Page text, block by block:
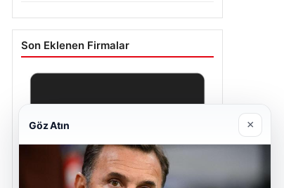
Son Eklenen Firmalar
Göz Atın ×